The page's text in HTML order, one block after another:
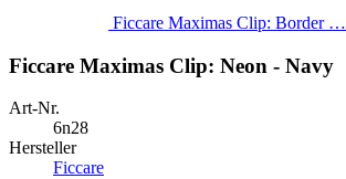
Ficcare Maximas Clip: Border …
Ficcare Maximas Clip: Neon - Navy
Art-Nr.
6n28
Hersteller
Ficcare